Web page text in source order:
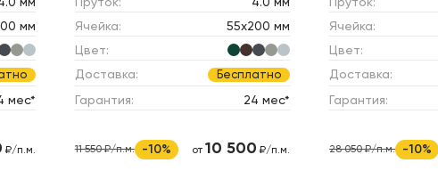
мм
мес*
₽/п.м.
Ячейка:
55х200 мм
Цвет:
Доставка:
Бесплатно
Гарантия: 24 мес*
11 550 ₽/п.м. -10% от 10 500 ₽/п.м.
Ячейка:
Цвет:
Доставка:
Гарантия:
28 050 ₽/п.м. -10%